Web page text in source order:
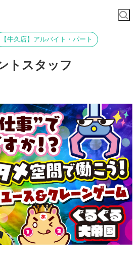
【牛久店】アルバイト・パート
トスタッフ